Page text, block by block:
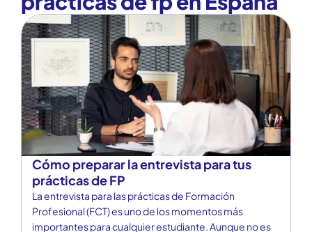
Cómo preparar la entrevista para tus
prácticas de FP
La entrevista para las prácticas de Formación
Profesional (FCT) es uno de los momentos más
importantes para cualquier estudiante. Aunque no es